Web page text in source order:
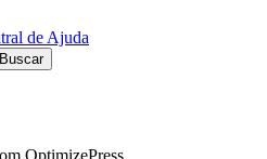
de Ajuda
Buscar
OptimizePress